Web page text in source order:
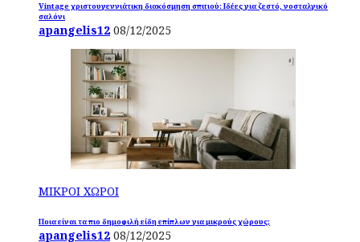
Vintage χριστουγεννιάτικη διακόσμηση σπιτιού: Ιδέες για ζεστό, νοσταλγικό
σαλόνι
apangelis12 08/12/2025
ΜΙΚΡΟΙ ΧΩΡΟΙ
Ποια είναι τα πιο δημοφιλή είδη επίπλων για μικρούς χώρους;
apangelis12 08/12/2025